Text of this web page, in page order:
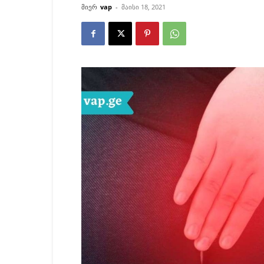
მიერ vap - მაისი 18, 2021